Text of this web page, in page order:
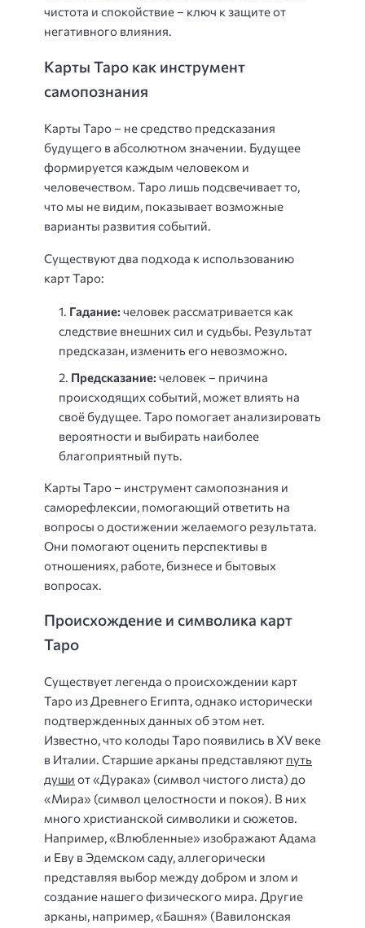
чистота и спокойствие – ключ к защите от
негативного влияния.
Карты Таро как инструмент
самопознания
Карты Таро – не средство предсказания
будущего в абсолютном значении. Будущее
формируется каждым человеком и
человечеством. Таро лишь подсвечивает то,
что мы не видим, показывает возможные
варианты развития событий.
Существуют два подхода к использованию
карт Таро:
Гадание: человек рассматривается как
следствие внешних сил и судьбы. Результат
предсказан, изменить его невозможно.
Предсказание: человек – причина
происходящих событий, может влиять на
своё будущее. Таро помогает анализировать
вероятности и выбирать наиболее
благоприятный путь.
Карты Таро – инструмент самопознания и
саморефлексии, помогающий ответить на
вопросы о достижении желаемого результата.
Они помогают оценить перспективы в
отношениях, работе, бизнесе и бытовых
вопросах.
Происхождение и символика карт
Таро
Существует легенда о происхождении карт
Таро из Древнего Египта, однако исторически
подтвержденных данных об этом нет.
Известно, что колоды Таро появились в XV веке
в Италии. Старшие арканы представляют путь
души от «Дурака» (символ чистого листа) до
«Мира» (символ целостности и покоя). В них
много христианской символики и сюжетов.
Например, «Влюбленные» изображают Адама
и Еву в Эдемском саду, аллегорически
представляя выбор между добром и злом и
создание нашего физического мира. Другие
арканы, например, «Башня» (Вавилонская